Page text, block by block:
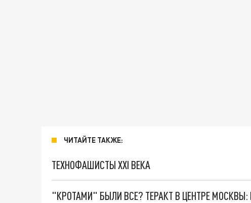
ЧИТАЙТЕ ТАКЖЕ:
ТЕХНОФАШИСТЫ XXI ВЕКА
"КРОТАМИ" БЫЛИ ВСЕ? ТЕРАКТ В ЦЕНТРЕ